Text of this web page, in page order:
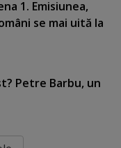
1. Emisiunea,
se mai uită la
Petre Barbu, un